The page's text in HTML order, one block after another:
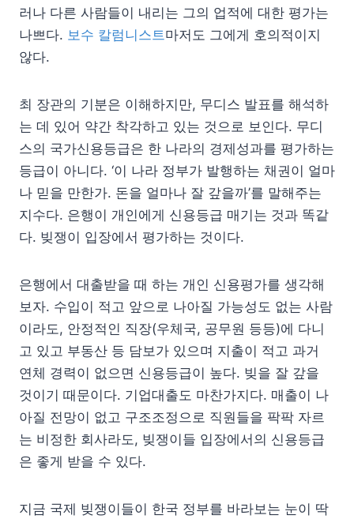
러나 다른 사람들이 내리는 그의 업적에 대한 평가는
나쁘다. 보수 칼럼니스트마저도 그에게 호의적이지
않다.
최 장관의 기분은 이해하지만, 무디스 발표를 해석하
는 데 있어 약간 착각하고 있는 것으로 보인다. 무디
스의 국가신용등급은 한 나라의 경제성과를 평가하는
등급이 아니다. ‘이 나라 정부가 발행하는 채권이 얼마
나 믿을 만한가. 돈을 얼마나 잘 갚을까’를 말해주는
지수다. 은행이 개인에게 신용등급 매기는 것과 똑같
다. 빚쟁이 입장에서 평가하는 것이다.
은행에서 대출받을 때 하는 개인 신용평가를 생각해
보자. 수입이 적고 앞으로 나아질 가능성도 없는 사람
이라도, 안정적인 직장(우체국, 공무원 등등)에 다니
고 있고 부동산 등 담보가 있으며 지출이 적고 과거
연체 경력이 없으면 신용등급이 높다. 빚을 잘 갚을
것이기 때문이다. 기업대출도 마찬가지다. 매출이 나
아질 전망이 없고 구조조정으로 직원들을 팍팍 자르
는 비정한 회사라도, 빚쟁이들 입장에서의 신용등급
은 좋게 받을 수 있다.
지금 국제 빚쟁이들이 한국 정부를 바라보는 눈이 딱